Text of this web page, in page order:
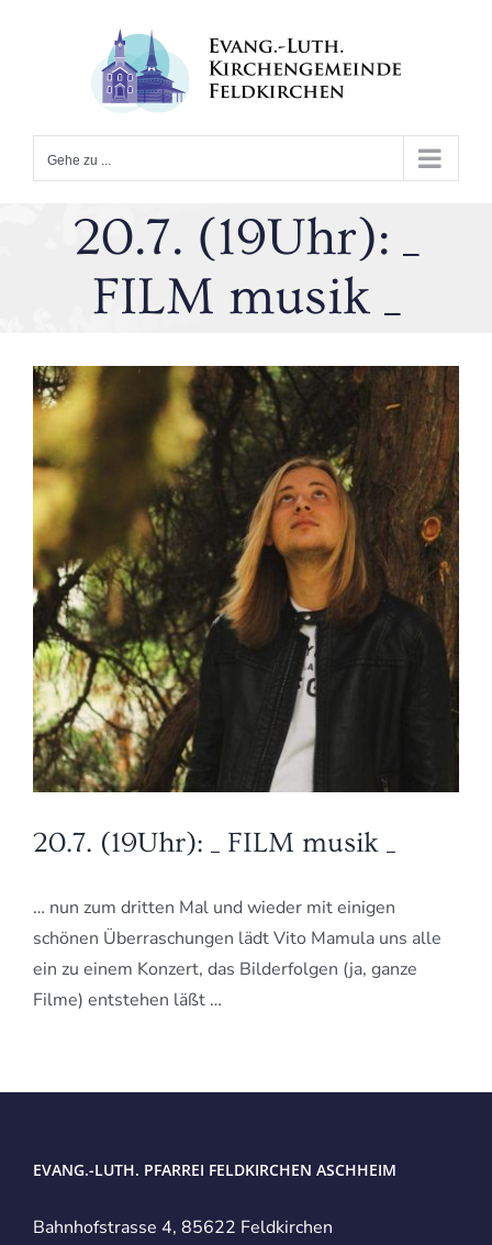
Gehe zu ...
20.7. (19Uhr): _
FILM musik _
20.7. (19Uhr): _ FILM musik _
… nun zum dritten Mal und wieder mit einigen
schönen Überraschungen lädt Vito Mamula uns alle
ein zu einem Konzert, das Bilderfolgen (ja, ganze
Filme) entstehen läßt …
EVANG.-LUTH. PFARREI FELDKIRCHEN ASCHHEIM
Bahnhofstrasse 4, 85622 Feldkirchen